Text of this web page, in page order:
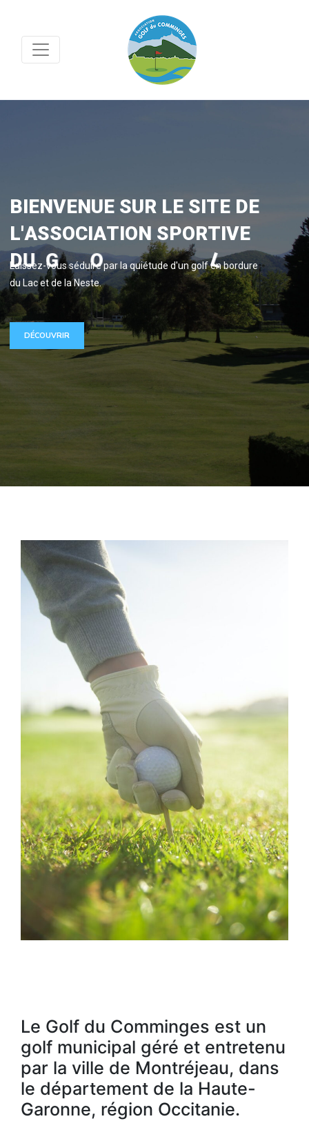
BIENVENUE SUR LE SITE DE
L'ASSOCIATION SPORTIVE
DU GOLF DU COMMIN G
Laissez-vous séduire par la quiétude d'un golf en bordure
du Lac et de la Neste.
DÉCOUVRIR
Le Golf du Comminges est un
golf municipal géré et entretenu
par la ville de Montréjeau, dans
le département de la Haute-
Garonne, région Occitanie.